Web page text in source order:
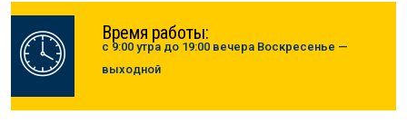
Время работы:
с 9:00 утра до 19:00 вечера Воскресенье —
выходной